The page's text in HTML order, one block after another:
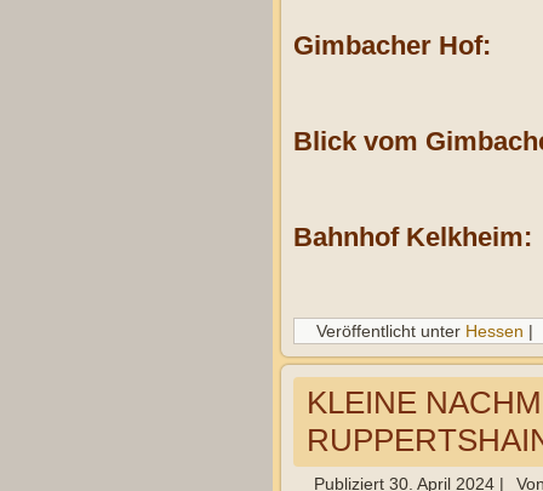
Gimbacher Hof:
Blick vom
Bahnhof Kelkheim:
Veröffentlicht unter Hessen |
KLEINE
Publiziert 30. April 2024 |